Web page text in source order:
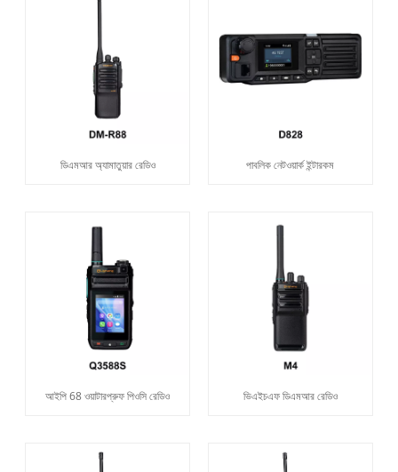
ডিএমআর অ্যামাতুয়ার রেডিও পাবলিক নেটওয়ার্ক ইন্টারকম
আইপি 68 ওয়াটারপ্রুফ পিওসি রেডিও ভিএইচএফ ডিএমআর রেডিও